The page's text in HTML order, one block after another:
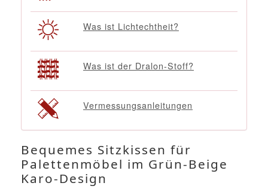
Was ist Lichtechtheit?
Was ist der Dralon-Stoff?
Vermessungsanleitungen
Bequemes Sitzkissen für
Palettenmöbel im Grün-Beige
Karo-Design